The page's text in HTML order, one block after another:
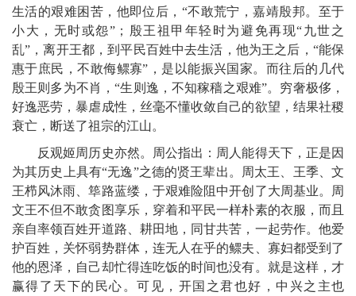
生活的艰难困苦，他即位后，“不敢荒宁，嘉靖殷邦。至于
小大，无时或怨”；殷王祖甲年轻时为避免再现“九世之
乱”，离开王都，到平民百姓中去生活，他为王之后，“能保
惠于庶民，不敢侮鳏寡”，是以能振兴国家。而往后的几代
殷王则多为不肖，“生则逸，不知稼穑之艰难”。穷奢极侈，
好逸恶劳，暴虐成性，丝毫不懂收敛自己的欲望，结果社稷
衰亡，断送了祖宗的江山。
反观姬周历史亦然。周公指出：周人能得天下，正是因
为其历史上具有“无逸”之德的贤王辈出。周太王、王季、文
王栉风沐雨、筚路蓝缕，于艰难险阻中开创了大周基业。周
文王不但不敢贪图享乐，穿着和平民一样朴素的衣服，而且
亲自率领百姓开道路、耕田地，同甘共苦，一起劳作。他爱
护百姓，关怀弱势群体，连无人在乎的鳏夫、寡妇都受到了
他的恩泽，自己却忙得连吃饭的时间也没有。就是这样，才
赢得了天下的民心。可见，开国之君也好，中兴之主也